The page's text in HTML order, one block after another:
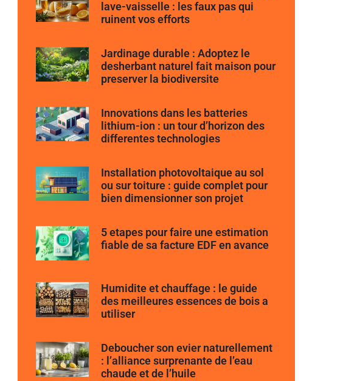
lave-vaisselle : les faux pas qui
ruinent vos efforts
Jardinage durable : Adoptez le
desherbant naturel fait maison pour
preserver la biodiversite
Innovations dans les batteries
lithium-ion : un tour d’horizon des
differentes technologies
Installation photovoltaique au sol
ou sur toiture : guide complet pour
bien dimensionner son projet
5 etapes pour faire une estimation
fiable de sa facture EDF en avance
Humidite et chauffage : le guide
des meilleures essences de bois a
utiliser
Deboucher son evier naturellement
: l’alliance surprenante de l’eau
chaude et de l’huile